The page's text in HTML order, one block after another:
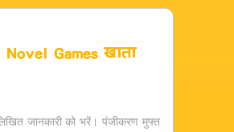
जानकारी को भरें। पंजीकरण मुफ्त